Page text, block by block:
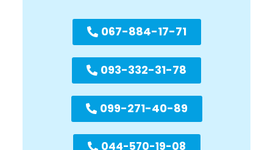
067-884-17-71
093-332-31-78
099-271-40-89
044-570-19-08